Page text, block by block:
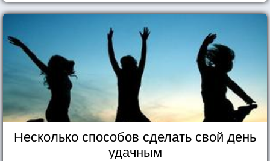
Несколько способов сделать свой день
удачным